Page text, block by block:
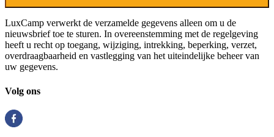
LuxCamp verwerkt de verzamelde gegevens alleen om u de
nieuwsbrief toe te sturen. In overeenstemming met de regelgeving
heeft u recht op toegang, wijziging, intrekking, beperking, verzet,
overdraagbaarheid en vastlegging van het uiteindelijke beheer van
uw gegevens.
Volg ons